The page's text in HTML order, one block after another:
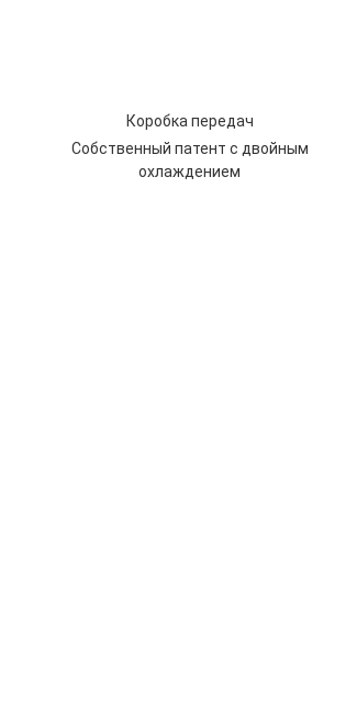
Коробка передач
Собственный патент с двойным
охлаждением